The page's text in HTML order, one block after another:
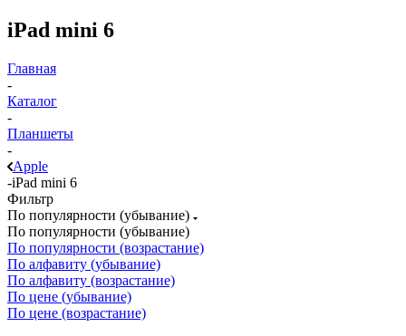
iPad mini 6
Главная
-
Каталог
-
Планшеты
-
Apple
-iPad mini 6
Фильтр
По популярности (убывание)
По популярности (убывание)
По популярности (возрастание)
По алфавиту (убывание)
По алфавиту (возрастание)
По цене (убывание)
По цене (возрастание)